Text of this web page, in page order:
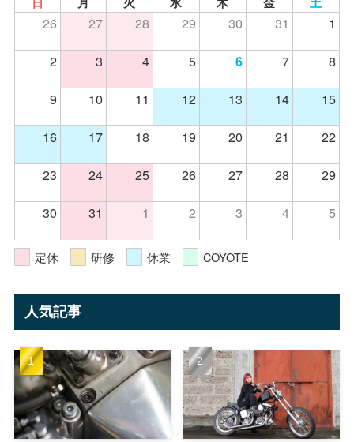
26 27 28 29 30 31
1
2
3 4 5 6 7
8
9
10 11 12 13 14
15
16
17 18 19 20 21
22
23
24 25 26 27 28
29
30
31 1 2 3 4 5
定休 研修 休業 COYOTE
人気記事